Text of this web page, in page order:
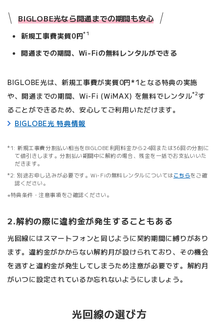
BIGLOBE光なら開通までの期間も安心
新規工事費実質0円*1
開通までの期間、Wi-Fiの無料レンタルができる
BIGLOBE光は、新規工事費が実質0円*1となる特典の実施
や、開通までの期間、Wi-Fi (WiMAX) を無料でレンタル*2す
ることができるため、安心してご利用いただけます。
BIGLOBE光 特典情報
新規工事費分割払い相当をBIGLOBE利用料金から24回または36回の分割に
て値引きします。分割払い期間中に解約の場合、残金を一括でお支払いいた
だきます。
別途お申し込みが必要です。Wi-Fiの無料レンタルについてはこちらをご確
認ください。
特典条件・注意事項をご確認ください。
2.解約の際に違約金が発生することもある
光回線にはスマートフォンと同じように契約期間に縛りがあり
ます。違約金がかからない解約月が設けられており、その機会
を逃すと違約金が発生してしまうため注意が必要です。解約月
がいつに設定されているか忘れないようにしましょう。
光回線の選び方